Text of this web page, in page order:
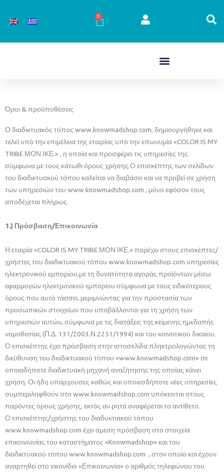
στο
0
Cart
Όροι & προϋποθέσεις
Ο διαδικτυακός τόπος www.knowmadshop.com, δημιουργήθηκε και
τελεί υπό την επιμέλεια της εταιρίας υπό την επωνυμία «COLOR IS MY
TRIBE ΜΟΝ ΙΚΕ.» , η οποία και προσφέρει τις υπηρεσίες της
σύμφωνα με τους κάτωθι όρους χρήσης.Ο επισκέπτης των σελίδων
του διαδικτυακού τόπου καλείται να διαβάσει και να προβεί σε χρήση
των υπηρεσιών του www.knowmadshop.com , μόνο εφόσον τους
αποδέχεται πλήρως.
1.) Πρόσβαση/Επικοινωνία
Η εταιρία «COLOR IS MY TRIBE ΜΟΝ ΙΚΕ.» παρέχει στους επισκέπτες/
χρήστες του διαδικτυακού τόπου www.knowmadshop.com υπηρεσίες
ηλεκτρονικού εμπορίου,με τη δυνατότητα αγοράς προϊόντων μέσω
εφαρμογών ηλεκτρονικού εμπορίου σύμφωνα με τους ειδικότερους
όρους που αυτό τάσσει, μεριμνώντας για την προστασία των
προσωπικών στοιχείων που υποβάλλονται για τη χρήση των
υπηρεσιών αυτών, σύμφωνα με τις διατάξεις της κείμενης ημεδαπής
νομοθεσίας (Π.Δ. 131/2003,Ν.2251/1994) και του κοινοτικού δικαίου.
Ο επισκέπτης έχει πρόσβαση στην ιστοσελίδα πληκτρολογώντας τη
διεύθυνση του διαδικτυακού τόπου «www.knowmadshop.com» σε
οποιαδήποτε διαδικτυακή μηχανή αναζήτησης της οποίας κάνει
χρήση. Οι ήδη υπάρχουσες καθώς και οποιεσδήποτε νέες υπηρεσίες
συμπεριληφθούν στο www.knowmadshop.com υπόκεινται στους
παρόντες όρους χρήσης, εκτός αν ρητά αναφέρεται το αντίθετο.
Ο επισκέπτης/χρήστης του διαδυκτιακού τόπου
www.knowmadshop.com έχει άμεση πρόσβαση στα στοιχεία
επικοινωνίας του καταστήματος «Knowmadshop» και του
διαδικτυακού τόπου www.knowmadshop.com , στον οποίο και έχουν
αναρτηθεί στο εικονίδιο «Επικοινωνία» ο αριθμός τηλεφώνου του